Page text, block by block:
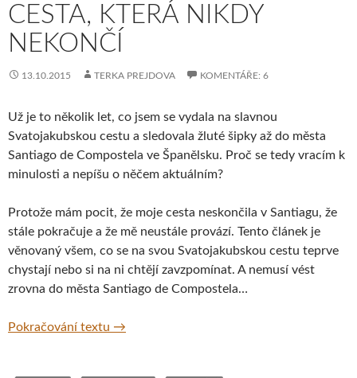
CESTA, KTERÁ NIKDY
NEKONČÍ
13.10.2015 TERKA PREJDOVA KOMENTÁŘE: 6
Už je to několik let, co jsem se vydala na slavnou
Svatojakubskou cestu a sledovala žluté šipky až do města
Santiago de Compostela ve Španělsku. Proč se tedy vracím k
minulosti a nepíšu o něčem aktuálním?
Protože mám pocit, že moje cesta neskončila v Santiagu, že
stále pokračuje a že mě neustále provází. Tento článek je
věnovaný všem, co se na svou Svatojakubskou cestu teprve
chystají nebo si na ni chtějí zavzpomínat. A nemusí vést
zrovna do města Santiago de Compostela…
Pokračování textu Svatojakubská cesta – cesta, která nikdy
→